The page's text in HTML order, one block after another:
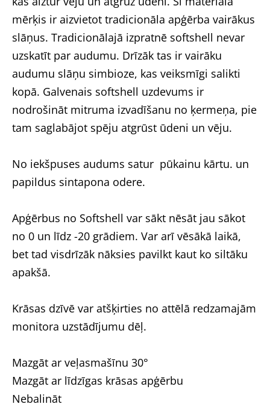
mērķis ir aizvietot tradicionāla apģērba vairākus
slāņus. Tradicionālajā izpratnē softshell nevar
uzskatīt par audumu. Drīzāk tas ir vairāku
audumu slāņu simbioze, kas veiksmīgi salikti
kopā. Galvenais softshell uzdevums ir
nodrošināt mitruma izvadīšanu no ķermeņa, pie
tam saglabājot spēju atgrūst ūdeni un vēju.
No iekšpuses audums satur pūkainu kārtu. un
papildus sintapona odere.
Apģērbus no Softshell var sākt nēsāt jau sākot
no 0 un līdz -20 grādiem. Var arī vēsākā laikā,
bet tad visdrīzāk nāksies pavilkt kaut ko siltāku
apakšā.
Krāsas dzīvē var atšķirties no attēlā redzamajām
monitora uzstādījumu dēļ.
Mazgāt ar veļasmašīnu 30°
Mazgāt ar līdzīgas krāsas apģērbu
Nebalināt